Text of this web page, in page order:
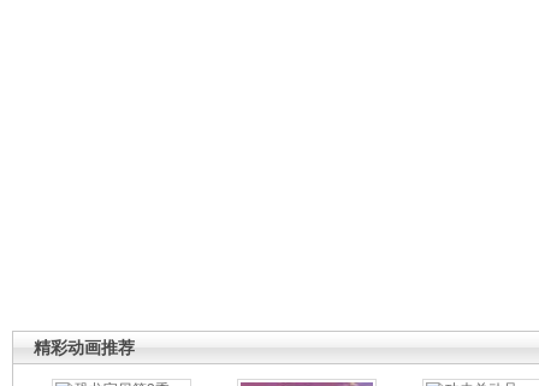
精彩动画推荐